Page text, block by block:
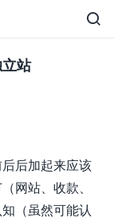
站
后加起来应该
网站、收款、
（虽然可能认